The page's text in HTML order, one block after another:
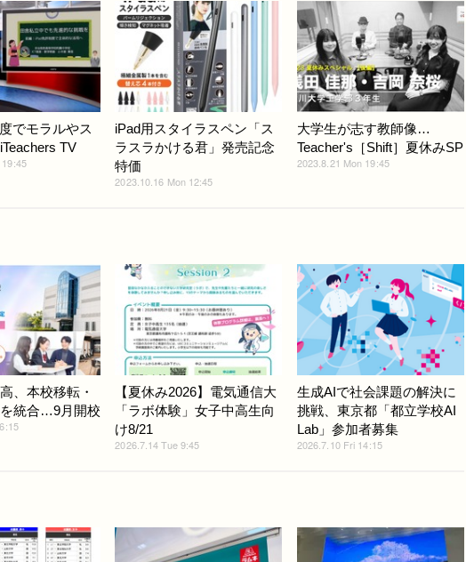
でモラルやス
TV
iPad用スタイラスペン「ス
ラスラかける君」発売記念
特価
2023.10.16 Mon 12:45
大学生が志す教師像…
Teacher's［Shift］夏休みSP
2023.8.21 Mon 19:45
、本校移転・
統合…9月開校
【夏休み2026】電気通信大
「ラボ体験」女子中高生向
け8/21
2026.7.14 Tue 9:45
生成AIで社会課題の解決に
挑戦、東京都「都立学校AI
Lab」参加者募集
2026.7.10 Fri 14:15